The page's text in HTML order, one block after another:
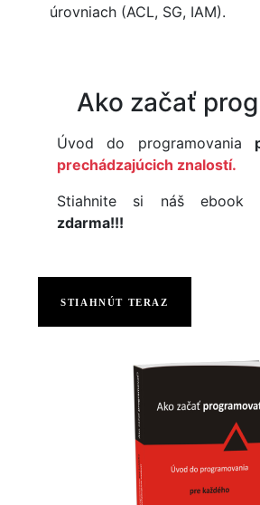
úrovniach (ACL, SG, IAM).
Ako začať
Úvod do programovania
prechádzajúcich znalostí.
Stiahnite si náš ebook
zdarma!!!
STIAHNÚT TERAZ